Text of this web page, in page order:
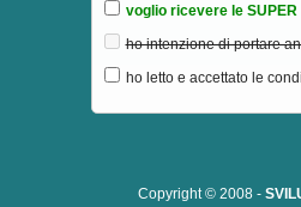
voglio ricevere le
ho intenzione di portare
ho letto e accettato le
Copyright © 2008 -